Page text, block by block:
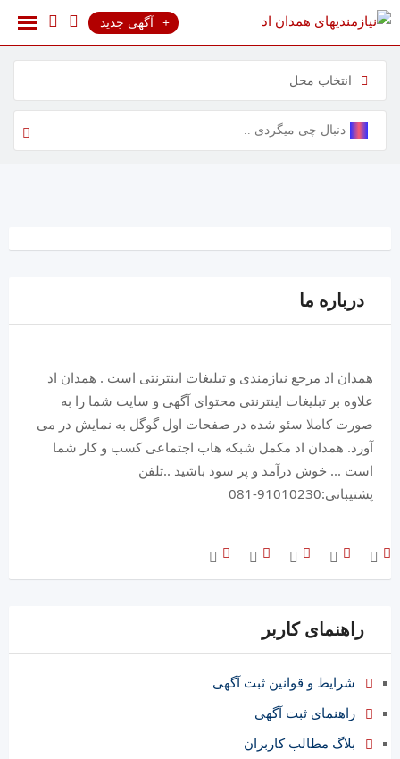
پرش
آگهی جدید
انتخاب محل
درباره ما
همدان اد مرجع نیازمندی و تبلیغات اینترنتی است . همدان اد
علاوه بر تبلیغات اینترنتی محتوای آگهی و سایت شما را به
صورت کاملا سئو شده در صفحات اول گوگل به نمایش در می
آورد. همدان اد مکمل شبکه هاب اجتماعی کسب و کار شما
است ... خوش درآمد و پر سود باشید ..تلفن
پشتیبانی:91010230-081
راهنمای کاربر
شرایط و قوانین ثبت آگهی
راهنمای ثبت آگهی
بلاگ مطالب کاربران